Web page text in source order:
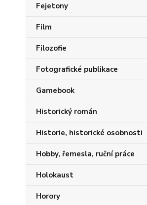
Fejetony
Film
Filozofie
Fotografické publikace
Gamebook
Historický román
Historie, historické osobnosti
Hobby, řemesla, ruční práce
Holokaust
Horory